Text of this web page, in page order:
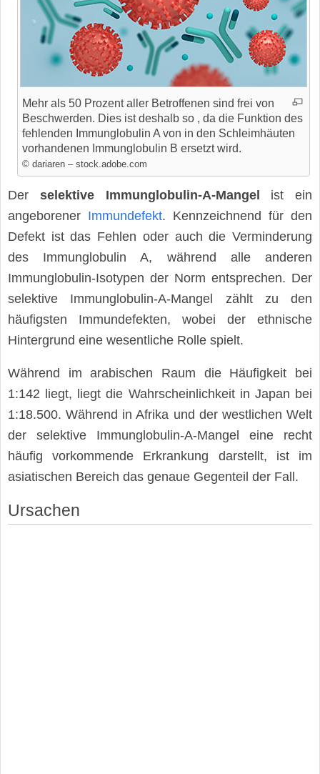
Mehr als 50 Prozent aller Betroffenen sind frei von
Beschwerden. Dies ist deshalb so , da die Funktion des
fehlenden Immunglobulin A von in den Schleimhäuten
vorhandenen Immunglobulin B ersetzt wird.
© dariaren – stock.adobe.com
Der selektive Immunglobulin-A-Mangel ist ein
angeborener Immundefekt. Kennzeichnend für den
Defekt ist das Fehlen oder auch die Verminderung
des Immunglobulin A, während alle anderen
Immunglobulin-Isotypen der Norm entsprechen. Der
selektive Immunglobulin-A-Mangel zählt zu den
häufigsten Immundefekten, wobei der ethnische
Hintergrund eine wesentliche Rolle spielt.
Während im arabischen Raum die Häufigkeit bei
1:142 liegt, liegt die Wahrscheinlichkeit in Japan bei
1:18.500. Während in Afrika und der westlichen Welt
der selektive Immunglobulin-A-Mangel eine recht
häufig vorkommende Erkrankung darstellt, ist im
asiatischen Bereich das genaue Gegenteil der Fall.
Ursachen